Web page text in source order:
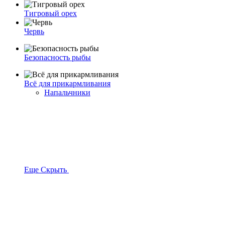
Тигровый орех
Червь
Безопасность рыбы
Всё для прикармливания
Напальчники
Еще Скрыть